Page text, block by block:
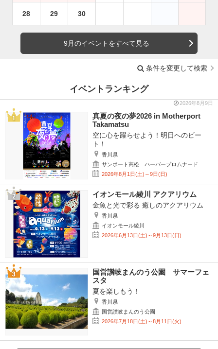
28 29 30
9月のイベントをすべて見る
条件を変更して検索
イベントランキング
2026年8月9日
真夏の夜の夢2026 in Motherport
Takamatsu
空に心を躍らせよう！明日へのビー
ト！
香川県
サンポート高松 ハーバープロムナード
2026年8月1日(土)～9日(日)
イオンモール綾川 アクアリウム
金魚と光で彩る 癒しのアクアリウム
香川県
イオンモール綾川
2026年6月13日(土)～9月13日(日)
国営讃岐まんのう公園 サマーフェ
スタ
夏を楽しもう！
香川県
国営讃岐まんのう公園
2026年7月18日(土)～8月11日(火)